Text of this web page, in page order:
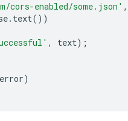
cors-enabled/some.json' ,
. text())
, text);
error)